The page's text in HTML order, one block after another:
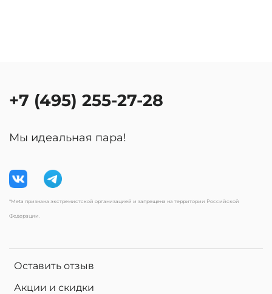
Оставить отзыв
Акции и скидки
+7 (495) 255-27-28
Мы идеальная пара!
*Meta признана экстремистской организацией и запрещена на территории Российской
Федерации.